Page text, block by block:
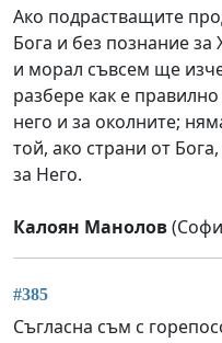
Ако подрастващите
Бога и без познание за
и морал съвсем ще
разбере как е
него и за околните;
той, ако страни от
за Него.
Калоян Манолов
#385
Съгласна съм с